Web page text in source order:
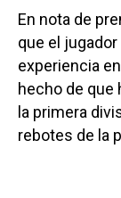
En nota de
que el
experiencia
hecho de que
la primera
rebotes de la